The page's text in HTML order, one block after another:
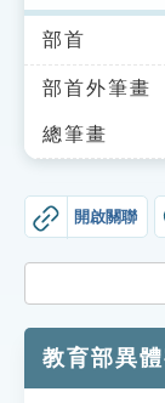
索引選單
知識索引
單字索引
貓頭鷹博士
部首
部首外筆畫
總筆畫
開啟關聯
教育部異